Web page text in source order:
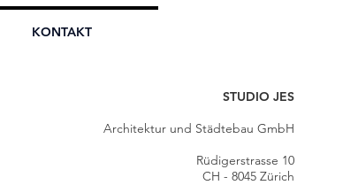
KONTAKT
STUDIO JES
Architektur und Städtebau GmbH
Rüdigerstrasse 10
CH - 8045 Zürich